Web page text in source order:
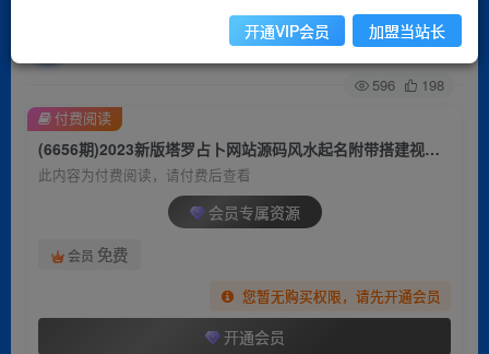
关注 私信
596 198
(6656期)2023新版塔罗占卜网站源码风水起名附带搭建视频及文本教程【源码+教程】
此内容为付费阅读，请付费后查看
会员专属资源
会员 免费
您暂无购买权限，请先开通会员
开通会员
付费阅读
开通VIP会员 加盟当站长